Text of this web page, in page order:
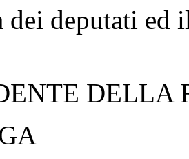
dei deputati ed
DELLA